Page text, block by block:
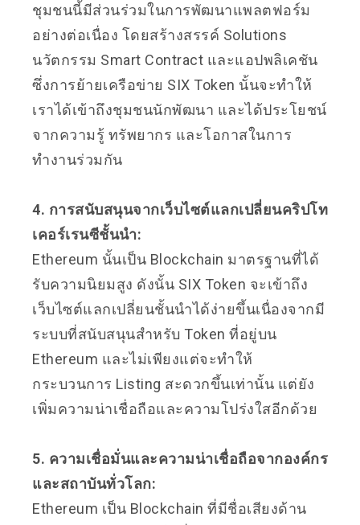
ชุมชนนี้มีส่วนร่วมในการพัฒนาแพลตฟอร์ม
อย่างต่อเนื่อง โดยสร้างสรรค์ Solutions
นวัตกรรม Smart Contract และแอปพลิเคชัน
ซึ่งการย้ายเครือข่าย SIX Token นั้นจะทำให้
เราได้เข้าถึงชุมชนนักพัฒนา และได้ประโยชน์
จากความรู้ ทรัพยากร และโอกาสในการ
ทำงานร่วมกัน
4. การสนับสนุนจากเว็บไซต์แลกเปลี่ยนคริปโท
เคอร์เรนซีชั้นนำ:
Ethereum นั้นเป็น Blockchain มาตรฐานที่ได้
รับความนิยมสูง ดังนั้น SIX Token จะเข้าถึง
เว็บไซต์แลกเปลี่ยนชั้นนำได้ง่ายขึ้นเนื่องจากมี
ระบบที่สนับสนุนสำหรับ Token ที่อยู่บน
Ethereum และไม่เพียงแต่จะทำให้
กระบวนการ Listing สะดวกขึ้นเท่านั้น แต่ยัง
เพิ่มความน่าเชื่อถือและความโปร่งใสอีกด้วย
5. ความเชื่อมั่นและความน่าเชื่อถือจากองค์กร
และสถาบันทั่วโลก:
Ethereum เป็น Blockchain ที่มีชื่อเสียงด้าน